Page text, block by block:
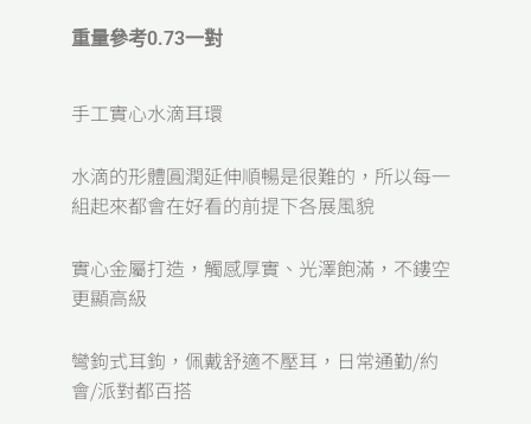
重量參考0.73一對
手工實心水滴耳環
水滴的形體圓潤延伸順暢是很難的，所以每一
組起來都會在好看的前提下各展風貌
實心金屬打造，觸感厚實、光澤飽滿，不鏤空
更顯高級
彎鉤式耳鉤，佩戴舒適不壓耳，日常通勤/約
會/派對都百搭